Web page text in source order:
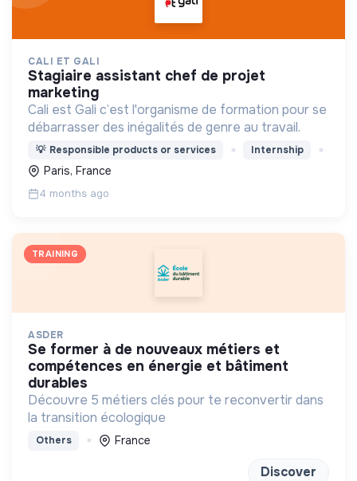
CALI ET GALI
stagiaire assistant chef de projet
marketing
Cali est Gali c’est l'organisme de formation pour se
débarrasser des inégalités de genre au travail.
💡 Responsible products or services Internship
Paris, France
4 months ago
TRAINING
ASDER
se former à de nouveaux métiers et
compétences en énergie et bâtiment
durables
Découvre 5 métiers clés pour te reconvertir dans
la transition écologique
Others France
Discover